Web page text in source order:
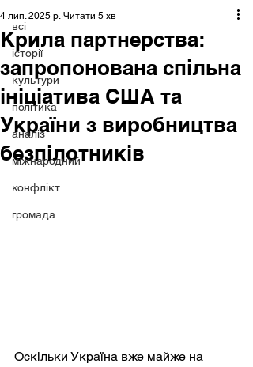
всі
історії
культури
політика
аналіз
міжнародний
конфлікт
громада
Крила партнерства:
запропонована спільна
ініціатива США та
України з виробництва
безпілотників
4 лип. 2025 р. Читати 5 хв
Оскільки Україна вже майже на